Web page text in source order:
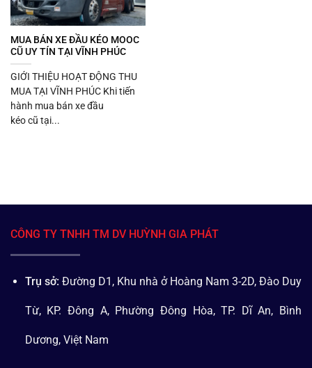
MUA BÁN XE ĐẦU KÉO MOOC
CŨ UY TÍN TẠI VĨNH PHÚC
GIỚI THIỆU HOẠT ĐỘNG THU
MUA TẠI VĨNH PHÚC Khi tiến
hành mua bán xe đầu
kéo cũ tại...
CÔNG TY TNHH TM DV HUỲNH GIA PHÁT
Trụ sở: Đường D1, Khu nhà ở Hoàng Nam 3-2D, Đào Duy
Từ, KP. Đông A, Phường Đông Hòa, TP. Dĩ An, Bình
Dương, Việt Nam